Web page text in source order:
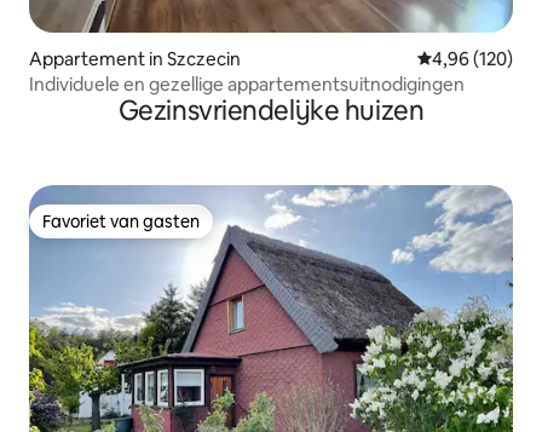
Appartement in Szczecin Gemiddelde
4,96 (120)
Individuele en gezellige appartementsuitnodigingen
Gezinsvriendelijke huizen
Favoriet van gasten
Favoriet van gasten